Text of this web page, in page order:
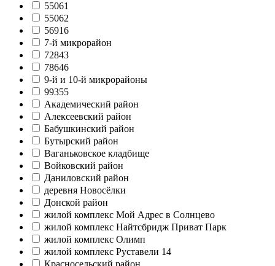
55061
55062
56916
7-й микрорайон
72843
78646
9-й и 10-й микрорайоны
99355
Академический район
Алексеевский район
Бабушкинский район
Бутырский район
Ваганьковское кладбище
Войковский район
Даниловский район
деревня Новосёлки
Донской район
жилой комплекс Мой Адрес в Солнцево
жилой комплекс Найтсбридж Приват Парк
жилой комплекс Олимп
жилой комплекс Руставели 14